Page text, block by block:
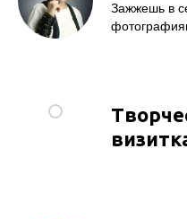
Зажжешь в